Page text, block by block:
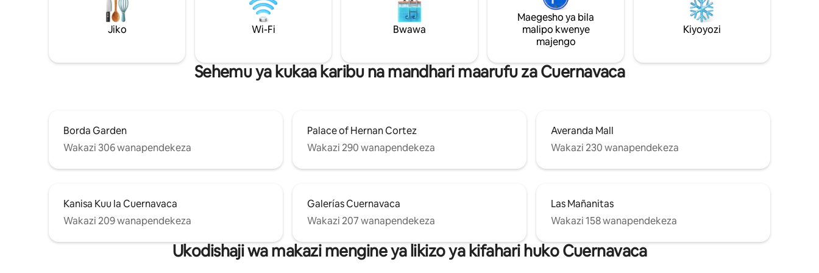
katikati ya mji. Inafaa sana kwa wikendi
ndefu na likizo. Nyumba imezungushiwa
uzio. Mboga hutofautiana.
Jiji la Majira ya Kuchipua ya Milele. 🌸🌿
unaweza kufurahia nguvu yake ya
kipekee.
Jiko Wi-Fi Bwawa
Maegesho ya bila
malipo kwenye
majengo
Kiyoyozi
Sehemu ya kukaa karibu na mandhari maarufu za Cuernavaca
Borda Garden
Wakazi 306 wanapendekeza
Palace of Hernan Cortez
Wakazi 290 wanapendekeza
Averanda Mall
Wakazi 230 wanapendekeza
Kanisa Kuu la Cuernavaca
Wakazi 209 wanapendekeza
Galerías Cuernavaca
Wakazi 207 wanapendekeza
Las Mañanitas
Wakazi 158 wanapendekeza
Ukodishaji wa makazi mengine ya likizo ya kifahari huko Cuernavaca